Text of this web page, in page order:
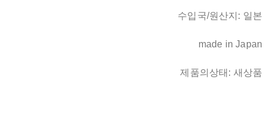
수입국/원산지: 일본
made in Japan
제품의상태: 새상품